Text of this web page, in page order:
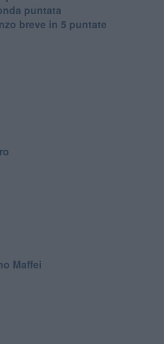
puntata
breve in 5 puntate
Maffei